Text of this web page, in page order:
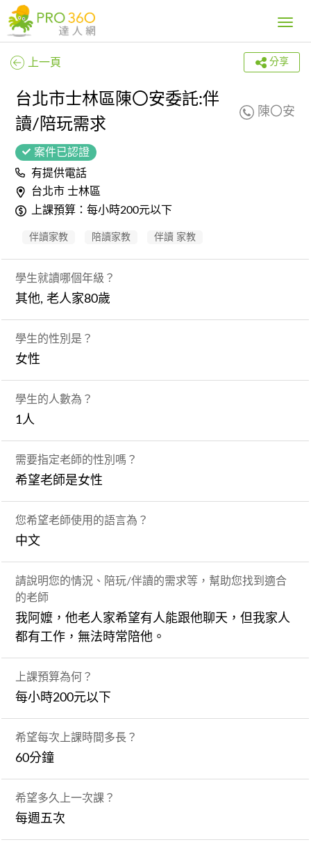
Toggle
上一頁 分享
台北市士林區陳〇安委託:伴
讀/陪玩需求
陳〇安
案件已認證
有提供電話
台北市 士林區
上課預算：每小時200元以下
伴讀家教 陪讀家教 伴讀 家教
學生就讀哪個年級？
其他, 老人家80歲
學生的性別是？
女性
學生的人數為？
1人
需要指定老師的性別嗎？
希望老師是女性
您希望老師使用的語言為？
中文
請說明您的情況、陪玩/伴讀的需求等，幫助您找到適合
的老師
我阿嬤，他老人家希望有人能跟他聊天，但我家人
都有工作，無法時常陪他。
上課預算為何？
每小時200元以下
希望每次上課時間多長？
60分鐘
希望多久上一次課？
每週五次